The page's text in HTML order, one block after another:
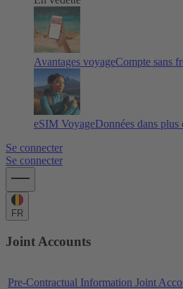
Avantages voyageCompte sans
eSIM VoyageDonnées dans plus
Se connecter
Se connecter
FR
Joint Accounts
Pre-Contractual Information Joint